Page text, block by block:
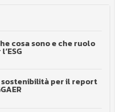
cosa sono e che ruolo
sostenibilità per il report